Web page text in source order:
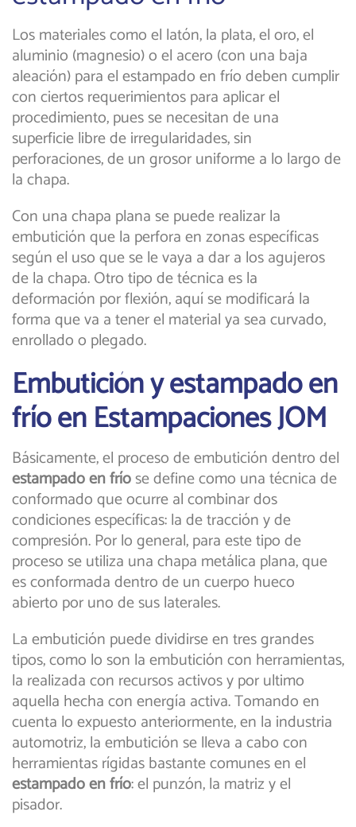
Los materiales como el latón, la plata, el oro, el
aluminio (magnesio) o el acero (con una baja
aleación) para el estampado en frío deben cumplir
con ciertos requerimientos para aplicar el
procedimiento, pues se necesitan de una
superficie libre de irregularidades, sin
perforaciones, de un grosor uniforme a lo largo de
la chapa.
Con una chapa plana se puede realizar la
embutición que la perfora en zonas específicas
según el uso que se le vaya a dar a los agujeros
de la chapa. Otro tipo de técnica es la
deformación por flexión, aquí se modificará la
forma que va a tener el material ya sea curvado,
enrollado o plegado.
Embutición y estampado en
frío en Estampaciones JOM
Básicamente, el proceso de embutición dentro del
estampado en fríose define como una técnica de
conformado que ocurre al combinar dos
condiciones específicas: la de tracción y de
compresión. Por lo general, para este tipo de
proceso se utiliza una chapa metálica plana, que
es conformada dentro de un cuerpo hueco
abierto por uno de sus laterales.
La embutición puede dividirse en tres grandes
tipos, como lo son la embutición con herramientas,
la realizada con recursos activos y por ultimo
aquella hecha con energía activa. Tomando en
cuenta lo expuesto anteriormente, en la industria
automotriz, la embutición se lleva a cabo con
herramientas rígidas bastante comunes en el
estampado en frío: el punzón, la matriz y el
pisador.